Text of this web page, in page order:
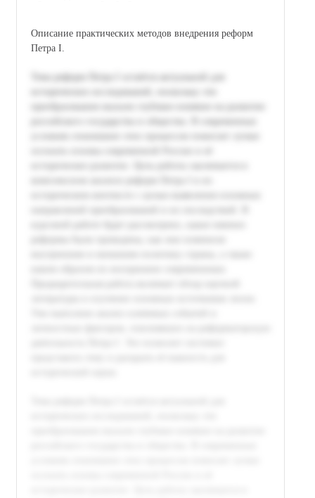
Описание практических методов внедрения реформ
Петра I.